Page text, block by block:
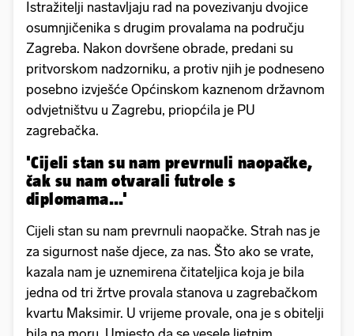
Istražitelji nastavljaju rad na povezivanju dvojice
osumnjičenika s drugim provalama na području
Zagreba. Nakon dovršene obrade, predani su
pritvorskom nadzorniku, a protiv njih je podneseno
posebno izvješće Općinskom kaznenom državnom
odvjetništvu u Zagrebu, priopćila je PU
zagrebačka.
'Cijeli stan su nam prevrnuli naopačke,
čak su nam otvarali futrole s
diplomama...'
Cijeli stan su nam prevrnuli naopačke. Strah nas je
za sigurnost naše djece, za nas. Što ako se vrate,
kazala nam je uznemirena čitateljica koja je bila
jedna od tri žrtve provala stanova u zagrebačkom
kvartu Maksimir. U vrijeme provale, ona je s obitelji